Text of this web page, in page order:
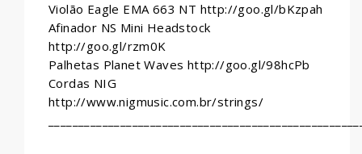
Violão Eagle EMA 663 NT http://goo.gl/bKzpah
Afinador NS Mini Headstock
http://goo.gl/rzm0K
Palhetas Planet Waves http://goo.gl/98hcPb
Cordas NIG
http://www.nigmusic.com.br/strings/